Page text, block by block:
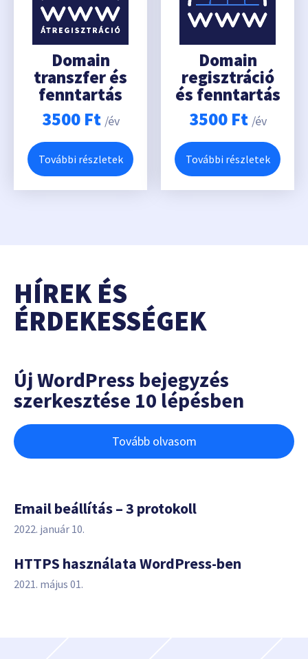
Domain
transzfer és
fenntartás
3500 Ft /év
További részletek
Domain
regisztráció
és fenntartás
3500 Ft /év
További részletek
HÍREK ÉS
ÉRDEKESSÉGEK
Új WordPress bejegyzés
szerkesztése 10 lépésben
Tovább olvasom
Email beállítás – 3 protokoll
2022. január 10.
HTTPS használata WordPress-ben
2021. május 01.